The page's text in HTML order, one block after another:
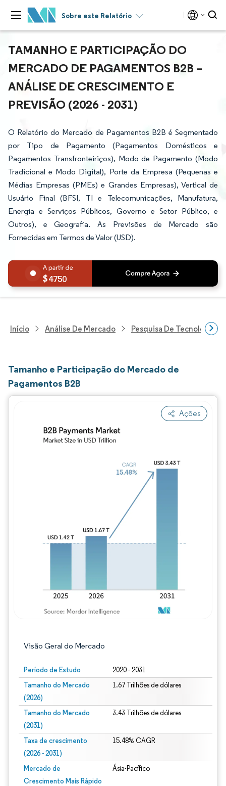
Sobre este Relatório
TAMANHO E PARTICIPAÇÃO DO
MERCADO DE PAGAMENTOS B2B –
ANÁLISE DE CRESCIMENTO E
PREVISÃO (2026 - 2031)
O Relatório do Mercado de Pagamentos B2B é Segmentado
por Tipo de Pagamento (Pagamentos Domésticos e
Pagamentos Transfronteiriços), Modo de Pagamento (Modo
Tradicional e Modo Digital), Porte da Empresa (Pequenas e
Médias Empresas (PMEs) e Grandes Empresas), Vertical de
Usuário Final (BFSI, TI e Telecomunicações, Manufatura,
Energia e Serviços Públicos, Governo e Setor Público, e
Outros), e Geografia. As Previsões de Mercado são
Fornecidas em Termos de Valor (USD).
4750
Início Análise De Mercado Pesquisa De Tecnologia,
Tamanho e Participação do Mercado de
Pagamentos B2B
Ações
Visão Geral do Mercado
Período de Estudo 2020 - 2031
Tamanho do Mercado
(2026)
1.67 Trilhões de dólares
Tamanho do Mercado
(2031)
3.43 Trilhões de dólares
Taxa de crescimento
(2026 - 2031)
15.48% CAGR
Mercado de
Crescimento Mais Rápido
Ásia-Pacífico
Imagem © Mordor Intelligence. O reuso